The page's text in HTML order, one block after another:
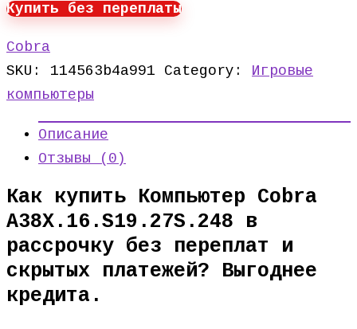
Купить без переплаты
Cobra
SKU: 114563b4a991 Category: Игровые
компьютеры
Описание
Отзывы (0)
Как купить Компьютер Cobra
A38X.16.S19.27S.248 в
рассрочку без переплат и
скрытых платежей? Выгоднее
кредита.